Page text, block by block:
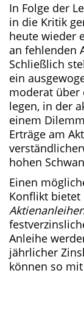
In Folge der
in die Kritik
heute wieder
an fehlenden
Schließlich
ein
moderat über
legen, in der
einem
Erträge am
hohen
Einen
Konflikt bietet
Anleihe
jährlicher
können so